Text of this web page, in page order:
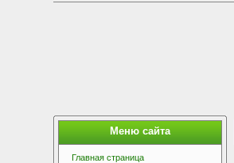
Меню сайта
Главная страница